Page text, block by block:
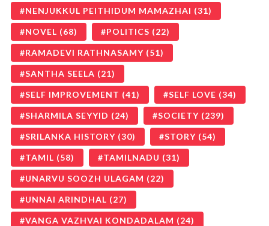
NENJUKKUL PEITHIDUM MAMAZHAI (31)
NOVEL (68) POLITICS (22)
RAMADEVI RATHNASAMY (51)
SANTHA SEELA (21)
SELF IMPROVEMENT (41) SELF LOVE (34)
SHARMILA SEYYID (24) SOCIETY (239)
SRILANKA HISTORY (30) STORY (54)
TAMIL (58) TAMILNADU (31)
UNARVU SOOZH ULAGAM (22)
UNNAI ARINDHAL (27)
VANGA VAZHVAI KONDADALAM (24)